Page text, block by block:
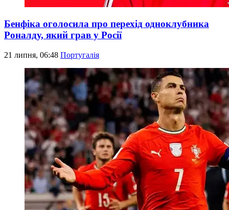
Бенфіка оголосила про перехід одноклубника
Роналду, який грав у Росії
21 липня, 06:48 Португалія